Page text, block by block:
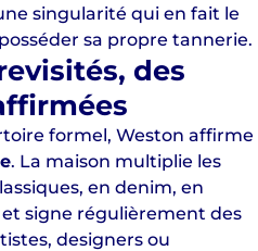
singularité qui en fait le
sa propre tannerie.
des
formel, Weston affirme
. La maison multiplie les
en denim, en
signe régulièrement des
designers ou